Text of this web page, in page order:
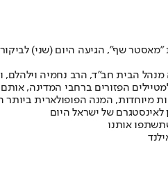
"מאסטר שף", הגיעה היום (שני)
הבית חב"ד, הרב נחמיה וילהלם,
מיוחדות, המנה הפופולארית ביותר
של ישראל היום
אותנו